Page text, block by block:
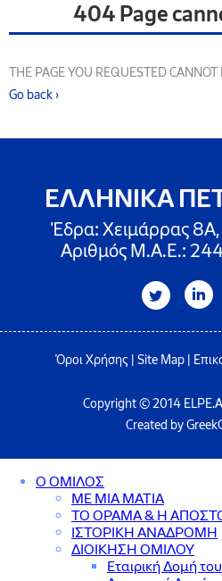
404 Page
THE PAGE YOU REQUESTED
Go back ›
ΕΛΛΗΝΙΚΑ
Έδρα: Χειμάρρας
Αριθμός Μ.Α.Ε.:
Όροι Χρήσης Site Map
Copyright © 2014
Created by
Ο ΟΜΙΛΟΣ
ΜΕ ΜΙΑ ΜΑΤΙΑ
ΤΟ ΟΡΑΜΑ & Η
ΙΣΤΟΡΙΚΗ ΑΝΑΔΡΟΜΗ
ΔΙΟΙΚΗΣΗ ΟΜΙΛΟΥ
Εταιρική Δομή